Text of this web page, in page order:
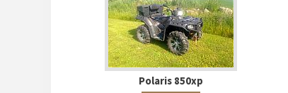
Polaris 850xp